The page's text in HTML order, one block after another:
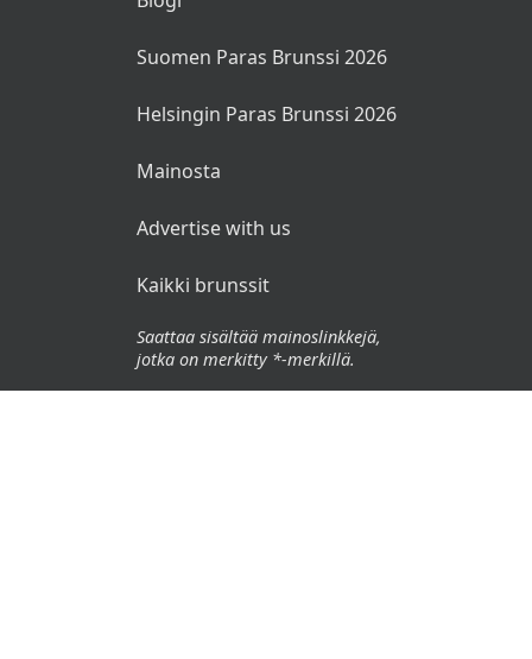
Suomen Paras Brunssi 2026
Helsingin Paras Brunssi 2026
Mainosta
Advertise with us
Kaikki brunssit
Saattaa sisältää mainoslinkkejä,
jotka on merkitty *-merkillä.